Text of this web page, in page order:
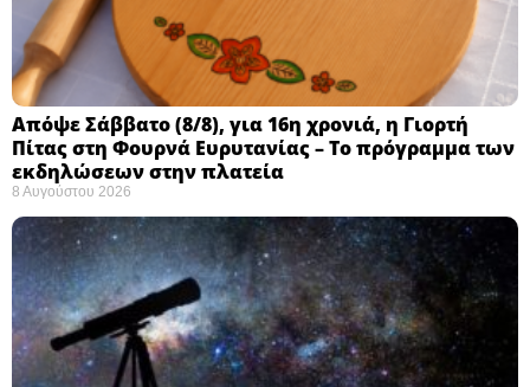
Απόψε Σάββατο (8/8), για 16η χρονιά, η Γιορτή
Πίτας στη Φουρνά Ευρυτανίας – Το πρόγραμμα των
εκδηλώσεων στην πλατεία
8 Αυγούστου 2026